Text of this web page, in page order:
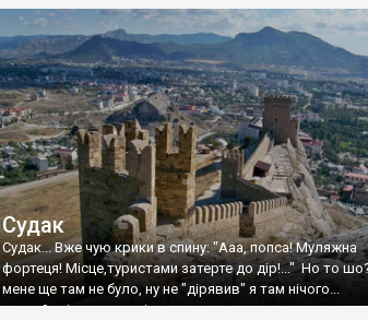
Судак
Судак... Вже чую крики в спину: "Ааа, попса! Муляжна
фортеця! Місце,туристами затерте до дір!..." Но то
мене ще там не було, ну не "дірявив" я там нічого...
принаймні до цього літа.